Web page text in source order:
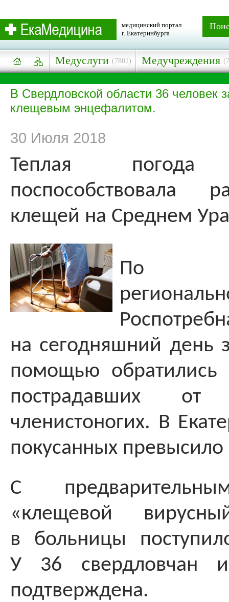
медицинский портал
г. Екатеринбурга
Медуслуги (7801) Медучреждения
В Свердловской области 36 человек
клещевым энцефалитом.
30 Июля 2018
Теплая
поспособствовала
клещей на Среднем
По
на сегодняшний день
помощью обратились
пострадавших от
членистоногих. В
покусанных превысило
С
«клещевой
в больницы
У 36 свердловчан